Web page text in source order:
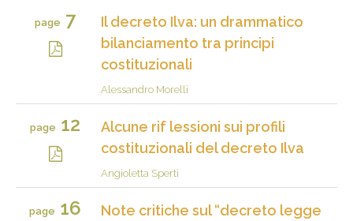
page 7
Il decreto Ilva: un drammatico
bilanciamento tra principi
costituzionali
Alessandro Morelli
page 12
Alcune rif lessioni sui profili
costituzionali del decreto Ilva
Angioletta Sperti
page 16 Note critiche sul “decreto legge